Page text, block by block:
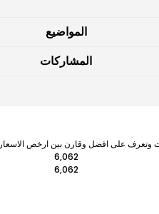
المواضيع
المشاركات
وتعرف على افضل وقارن بين ارخص الاسعار
6,062
6,062